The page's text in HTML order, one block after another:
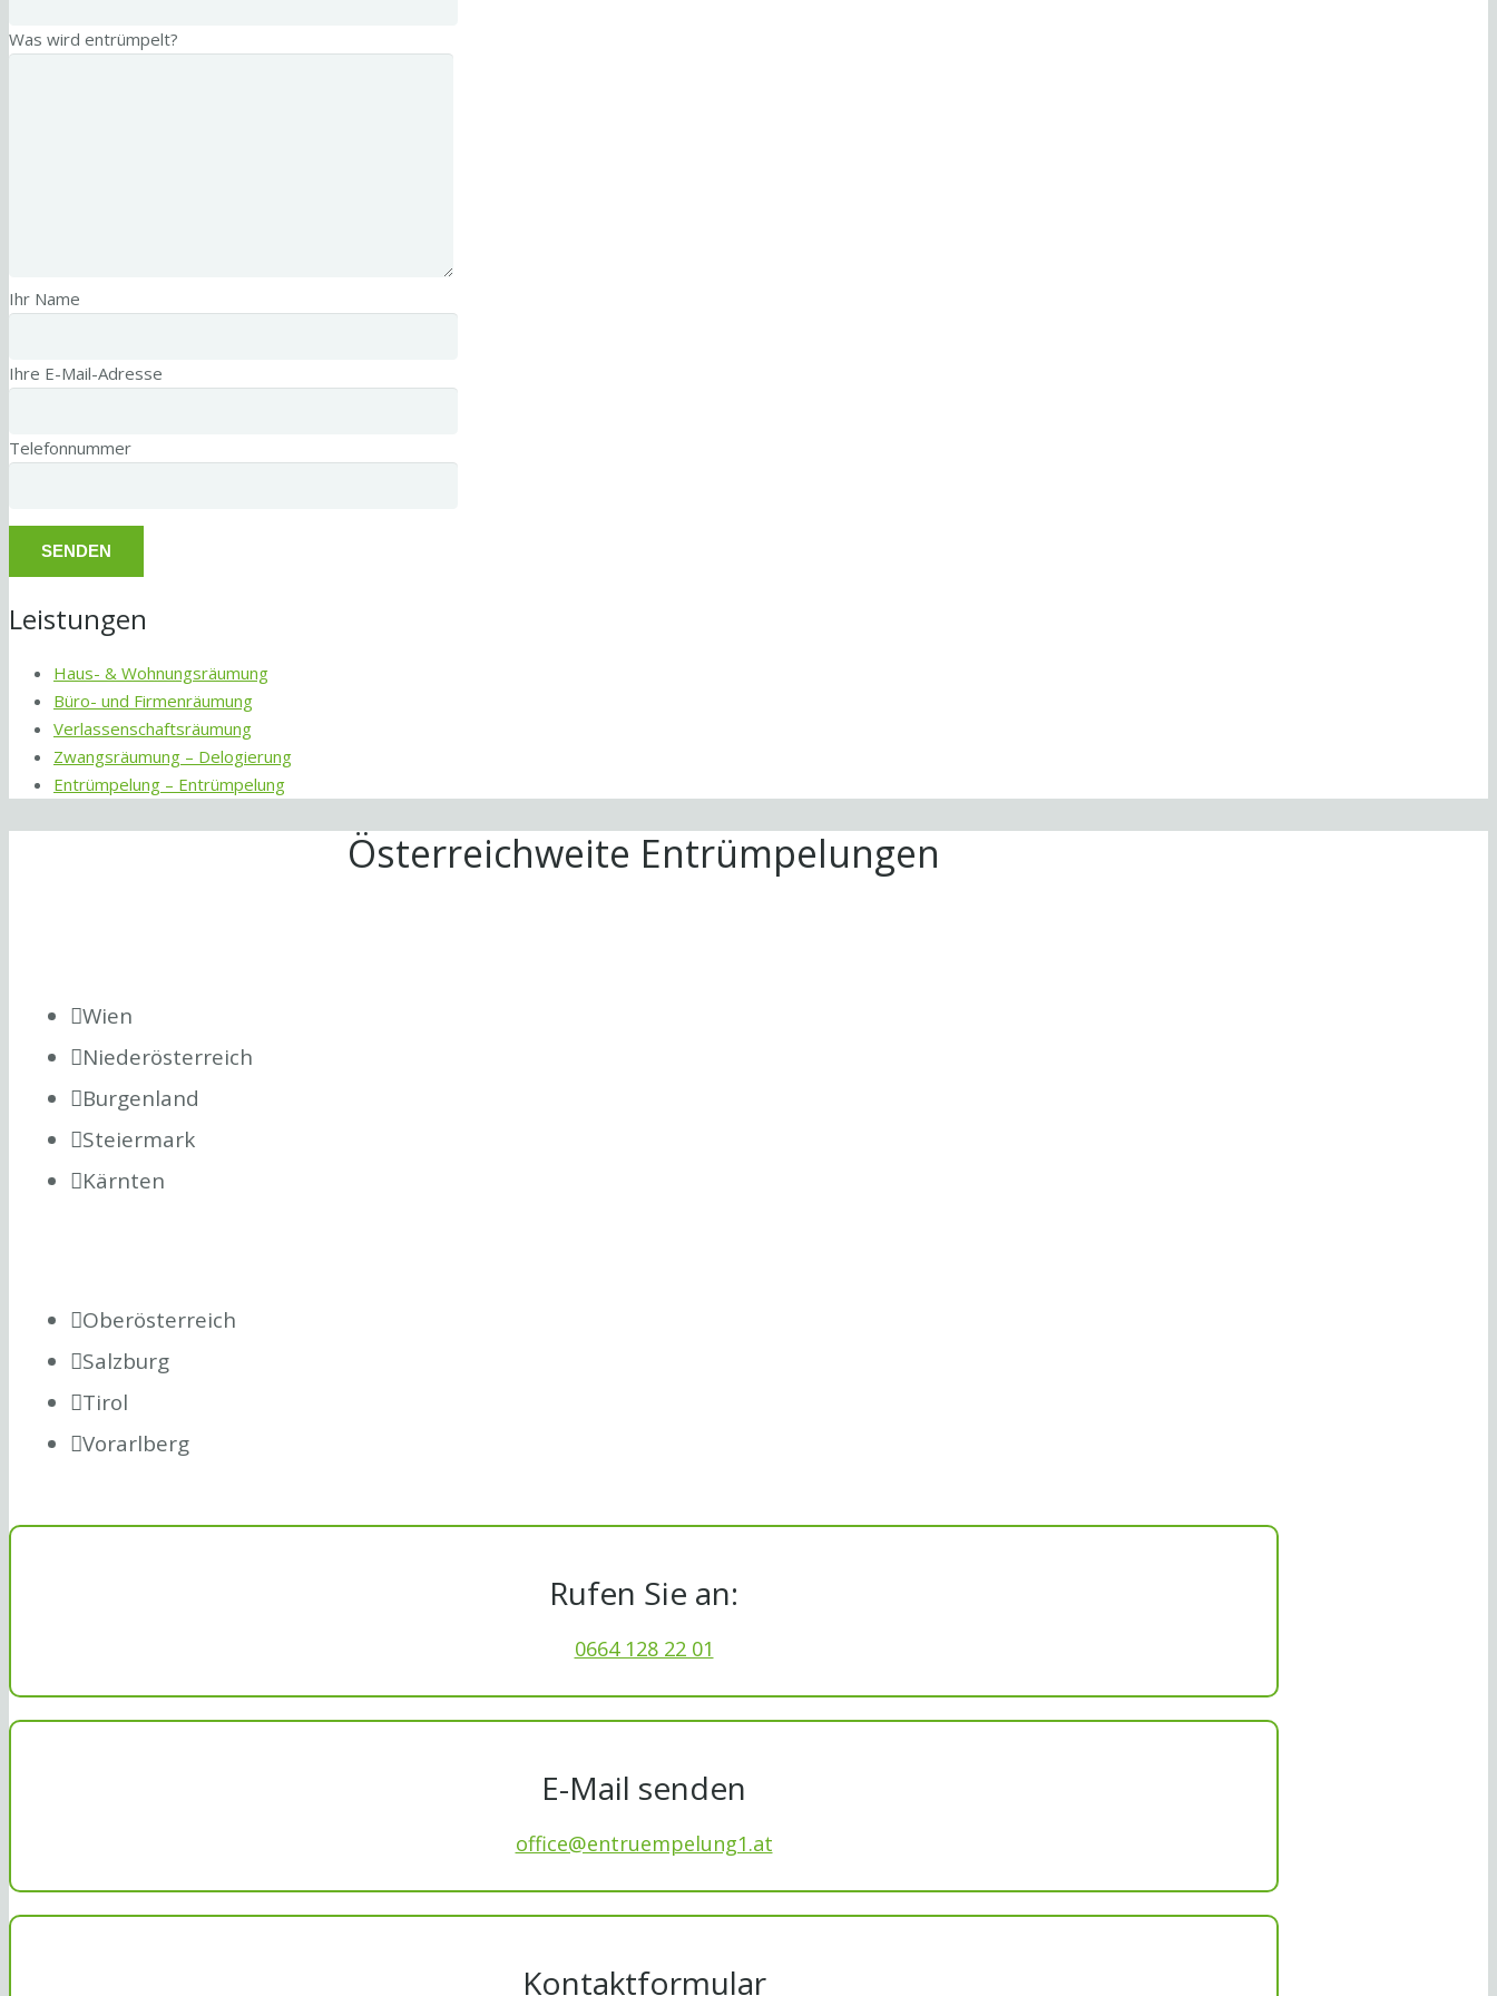
Was wird entrümpelt?
Ihr Name
Ihre E-Mail-Adresse
Telefonnummer
Leistungen
Haus- & Wohnungsräumung
Büro- und Firmenräumung
Verlassenschaftsräumung
Zwangsräumung – Delogierung
Entrümpelung – Entrümpelung
Österreichweite Entrümpelungen
Wien
Niederösterreich
Burgenland
Steiermark
Kärnten
Oberösterreich
Salzburg
Tirol
Vorarlberg
Rufen Sie an:
0664 128 22 01
E-Mail senden
office@entruempelung1.at
Kontaktformular